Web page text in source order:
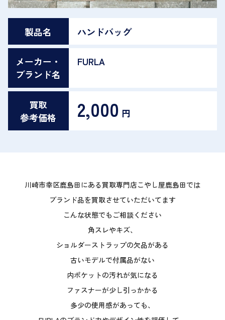
製品名 ハンドバッグ
メーカー・
ブランド名
FURLA
買取
参考価格
2,000 円
川崎市幸区鹿島田にある買取専門店こやし屋鹿島田では
ブランド品を買取させていただいてます
こんな状態でもご相談ください
角スレやキズ、
ショルダーストラップの欠品がある
古いモデルで付属品がない
内ポケットの汚れが気になる
ファスナーが少し引っかかる
多少の使用感があっても、